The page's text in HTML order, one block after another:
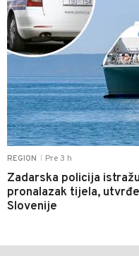
REGION Pre 3 h
Zadarska policija
pronalazak tijela,
Slovenije